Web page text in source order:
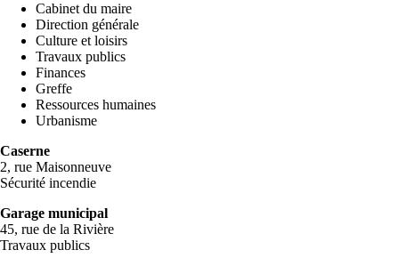
Cabinet du maire
Direction générale
Culture et loisirs
Travaux publics
Finances
Greffe
Ressources humaines
Urbanisme
Caserne
2, rue Maisonneuve
Sécurité incendie
Garage municipal
45, rue de la Rivière
Travaux publics